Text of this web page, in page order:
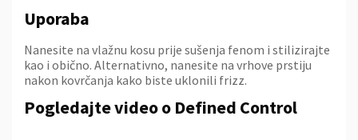
Uporaba
Nanesite na vlažnu kosu prije sušenja fenom i stilizirajte
kao i obično. Alternativno, nanesite na vrhove prstiju
nakon kovrčanja kako biste uklonili frizz.
Pogledajte video o Defined Control